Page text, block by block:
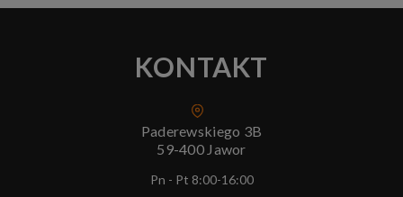
KONTAKT
Paderewskiego 3B
59-400 Jawor
Pn - Pt 8:00-16:00